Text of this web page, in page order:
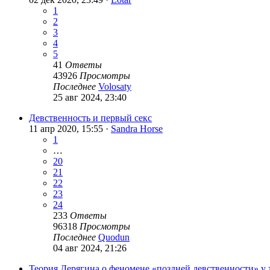
1
2
3
4
5
41 Ответы
43926 Просмотры
Последнее Volosaty
25 авг 2024, 23:40
Девственность и первый секс
11 апр 2020, 15:55 · Sandra Horse
1
…
20
21
22
23
24
233 Ответы
96318 Просмотры
Последнее Quodun
04 авг 2024, 21:26